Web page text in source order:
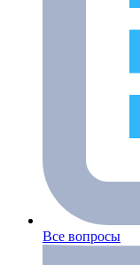
Все вопросы